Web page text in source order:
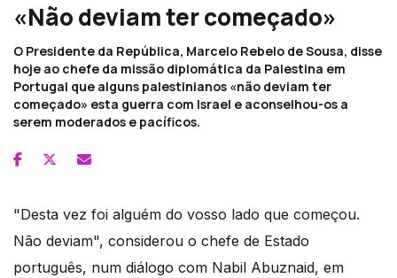
«Não deviam ter começado»
O Presidente da República, Marcelo Rebelo de Sousa, disse
hoje ao chefe da missão diplomática da Palestina em
Portugal que alguns palestinianos «não deviam ter
começado» esta guerra com Israel e aconselhou-os a
serem moderados e pacíficos.
"Desta vez foi alguém do vosso lado que começou.
Não deviam", considerou o chefe de Estado
português, num diálogo com Nabil Abuznaid, em